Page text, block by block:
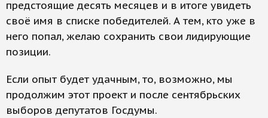
предстоящие десять месяцев и в итоге увидеть
своё имя в списке победителей. А тем, кто уже в
него попал, желаю сохранить свои лидирующие
позиции.
Если опыт будет удачным, то, возможно, мы
продолжим этот проект и после сентябрьских
выборов депутатов Госдумы.